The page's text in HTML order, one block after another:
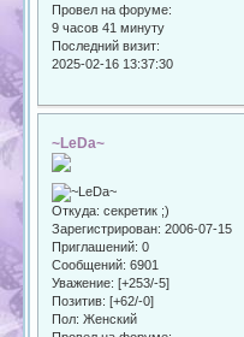
Провел на форуме:
9 часов 41 минуту
Последний визит:
2025-02-16 13:37:30
~LeDa~
Откуда: секретик ;)
Зарегистрирован: 2006-07-15
Приглашений: 0
Сообщений: 6901
Уважение: [+253/-5]
Позитив: [+62/-0]
Пол: Женский